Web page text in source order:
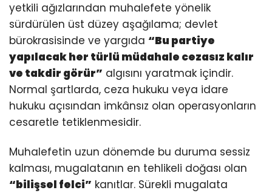
yetkili ağızlarından muhalefete yönelik
sürdürülen üst düzey aşağılama; devlet
bürokrasisinde ve yargıda “Bu partiye
yapılacak her türlü müdahale cezasız kalır
ve takdir görür” algısını yaratmak içindir.
Normal şartlarda, ceza hukuku veya idare
hukuku açısından imkânsız olan operasyonların
cesaretle tetiklenmesidir.
Muhalefetin uzun dönemde bu duruma sessiz
kalması, mugalatanın en tehlikeli doğası olan
“bilişsel felci” kanıtlar. Sürekli mugalata